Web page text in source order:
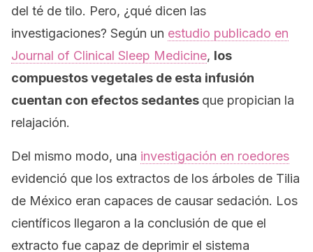
del té de tilo. Pero, ¿qué dicen las
investigaciones? Según un estudio publicado en
Journal of Clinical Sleep Medicine, los
compuestos vegetales de esta infusión
cuentan con efectos sedantes que propician la
relajación.
Del mismo modo, una investigación en roedores
evidenció que los extractos de los árboles de Tilia
de México eran capaces de causar sedación. Los
científicos llegaron a la conclusión de que el
extracto fue capaz de deprimir el sistema